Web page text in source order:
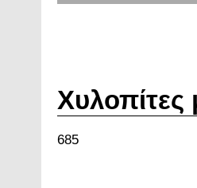
Χυλοπίτες
685